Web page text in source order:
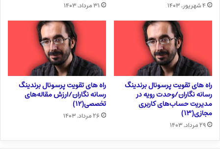
۴ شهریور, ۱۴۰۳ ۳۱ مرداد, ۱۴۰۳
راه های تقویت پرسونال برندینگ
رسانه نگاران/وحدت رویه در
مدیریت حساب‌های کاربری
مجازی(۱۳)
۲۹ مرداد, ۱۴۰۳
راه های تقویت پرسونال برندینگ
رسانه نگاران/ارزش مقاله‌های
تخصصی(۱۲)
۲۶ مرداد, ۱۴۰۳